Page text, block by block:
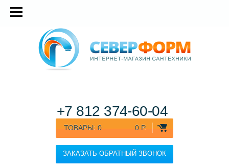
ТОВАРЫ: 0 0 Р.
ЗАКАЗАТЬ ОБРАТНЫЙ ЗВОНОК
+7 812 374-60-04